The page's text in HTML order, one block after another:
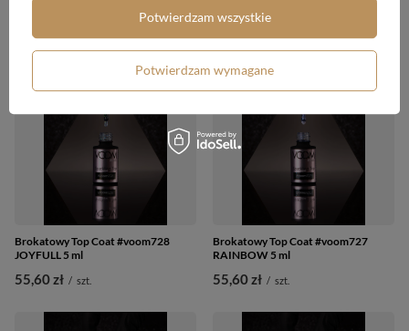
55,60 zł
Brokatowy Top Coat #voom728
JOYFULL 5 ml
55,60 zł / szt.
Brokatowy Top Coat #voom727
RAINBOW 5 ml
55,60 zł / szt.
Potwierdzam wymagane
Potwierdzam wszystkie